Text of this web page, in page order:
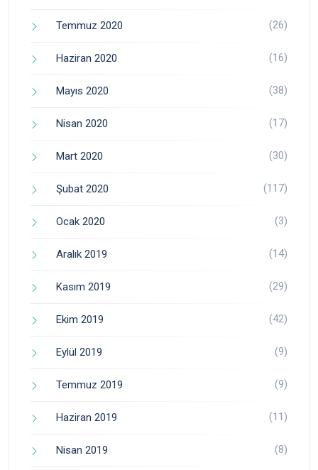
Temmuz 2020 (26)
Haziran 2020 (16)
Mayıs 2020 (38)
Nisan 2020 (17)
Mart 2020 (30)
Şubat 2020 (117)
Ocak 2020 (3)
Aralık 2019 (14)
Kasım 2019 (29)
Ekim 2019 (42)
Eylül 2019 (9)
Temmuz 2019 (9)
Haziran 2019 (11)
Nisan 2019 (8)